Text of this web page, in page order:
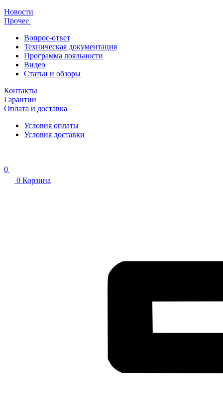
Новости
Прочее
Вопрос-ответ
Техническая документация
Программа лояльности
Видео
Статьи и обзоры
Контакты
Гарантии
Оплата и доставка
Условия оплаты
Условия доставки
0
0 Корзина